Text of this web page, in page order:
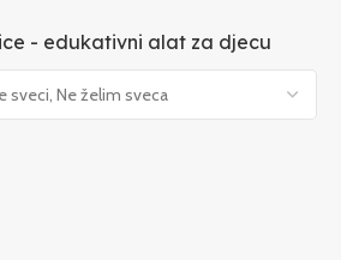
- edukativni alat za djecu